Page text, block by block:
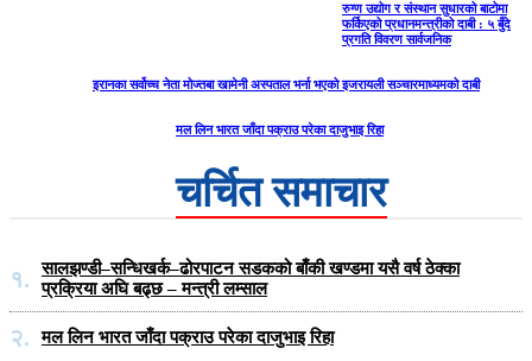
रुग्ण उद्योग र संस्थान सुधारको बाटोमा
फर्किएको प्रधानमन्त्रीको दाबी : ५ बुँदे
प्रगति विवरण सार्वजनिक
इरानका सर्वोच्च नेता मोज्तबा खामेनी अस्पताल भर्ना भएको इजरायली सञ्चारमाध्यमको दाबी
मल लिन भारत जाँदा पक्राउ परेका दाजुभाइ रिहा
चर्चित समाचार
१.
सालझण्डी–सन्धिखर्क–ढोरपाटन सडकको बाँकी खण्डमा यसै वर्ष ठेक्का
प्रक्रिया अघि बढ्छ – मन्त्री लम्साल
२. मल लिन भारत जाँदा पक्राउ परेका दाजुभाइ रिहा